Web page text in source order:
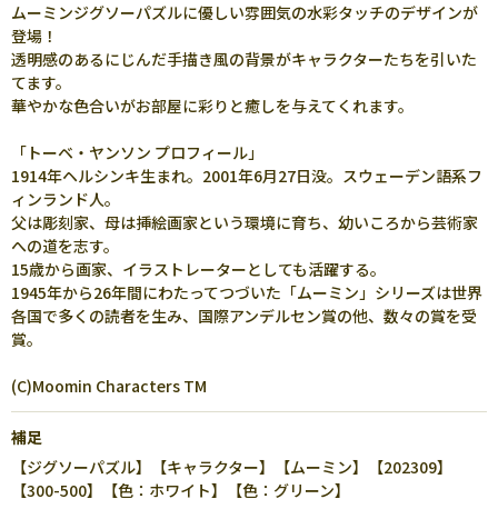
ムーミンジグソーパズルに優しい雰囲気の水彩タッチのデザインが
登場！
透明感のあるにじんだ手描き風の背景がキャラクターたちを引いた
てます。
華やかな色合いがお部屋に彩りと癒しを与えてくれます。
「トーベ・ヤンソン プロフィール」
1914年ヘルシンキ生まれ。2001年6月27日没。スウェーデン語系フ
ィンランド人。
父は彫刻家、母は挿絵画家という環境に育ち、幼いころから芸術家
への道を志す。
15歳から画家、イラストレーターとしても活躍する。
1945年から26年間にわたってつづいた「ムーミン」シリーズは世界
各国で多くの読者を生み、国際アンデルセン賞の他、数々の賞を受
賞。
(C)Moomin Characters TM
補足
【ジグソーパズル】【キャラクター】【ムーミン】【202309】
【300-500】【色：ホワイト】【色：グリーン】